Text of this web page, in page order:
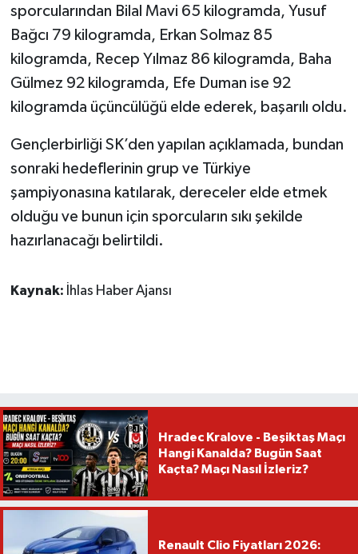
sporcularından Bilal Mavi 65 kilogramda, Yusuf
Bağcı 79 kilogramda, Erkan Solmaz 85
kilogramda, Recep Yılmaz 86 kilogramda, Baha
Gülmez 92 kilogramda, Efe Duman ise 92
kilogramda üçüncülüğü elde ederek, başarılı oldu.
Gençlerbirliği SK’den yapılan açıklamada, bundan
sonraki hedeflerinin grup ve Türkiye
şampiyonasına katılarak, dereceler elde etmek
olduğu ve bunun için sporcuların sıkı şekilde
hazırlanacağı belirtildi.
Kaynak: İhlas Haber Ajansı
Hradec Kralove - Beşiktaş Maçı
Hangi Kanalda? Bugün Saat
Kaçta? Maçı Nasıl İzleriz?
Renault Clio Fiyatları 2026: